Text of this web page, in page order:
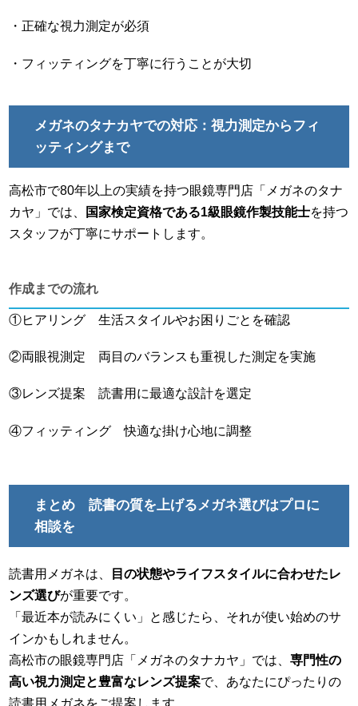
・正確な視力測定が必須
・フィッティングを丁寧に行うことが大切
メガネのタナカヤでの対応：視力測定からフィ
ッティングまで
高松市で80年以上の実績を持つ眼鏡専門店「メガネのタナ
カヤ」では、
国家検定資格である1級眼鏡作製技能士を持つ
スタッフが丁寧にサポートします。
作成までの流れ
①ヒアリング 生活スタイルやお困りごとを確認
②両眼視測定 両目のバランスも重視した測定を実施
③レンズ提案 読書用に最適な設計を選定
④フィッティング 快適な掛け心地に調整
まとめ 読書の質を上げるメガネ選びはプロに
相談を
読書用メガネは、
目の状態やライフスタイルに合わせたレ
ンズ選びが重要です。
「最近本が読みにくい」と感じたら、それが使い始めのサ
インかもしれません。
高松市の眼鏡専門店「メガネのタナカヤ」では、専門性の
高い視力測定と豊富なレンズ提案で、あなたにぴったりの
読書用メガネをご提案します。